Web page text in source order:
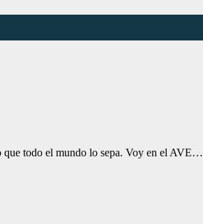
que todo el mundo lo sepa. Voy en el AVE…